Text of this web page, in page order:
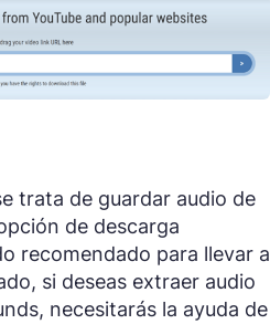
trata de guardar audio de
de descarga
recomendado para llevar a
si deseas extraer audio
necesitarás la ayuda de